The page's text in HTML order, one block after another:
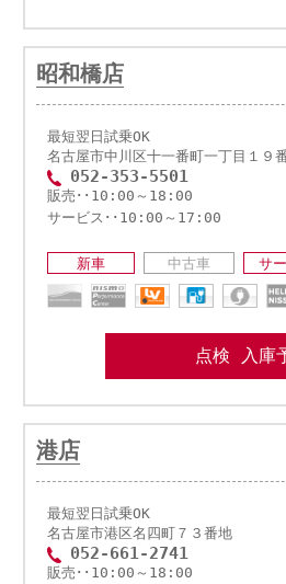
昭和橋店
最短翌日試乗OK
名古屋市中川区十一番町一丁目１９
052-353-5501
販売･･10:00～18:00
サービス･･10:00～17:00
新車 中古車 サ
点検 入庫
港店
最短翌日試乗OK
名古屋市港区名四町７３番地
052-661-2741
販売･･10:00～18:00